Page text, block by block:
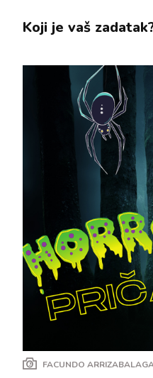
Koji je vaš
FACUNDO